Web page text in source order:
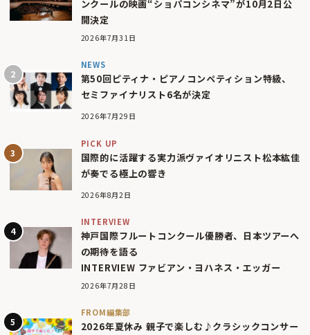
ンクールの映画“ショパコンシネマ”が10月2日公
開決定
2026年7月31日
NEWS
第50回ピティナ・ピアノコンペティション特級、
セミファイナリスト6名が決定
2026年7月29日
PICK UP
国際的に活躍する実力派ヴァイオリニスト松本紘佳
が奏でる極上の響き
2026年8月2日
INTERVIEW
神戸国際フルートコンクール優勝者、日本ツアーへ
の期待を語る
INTERVIEW ファビアン・ヨハネス・エッガー
2026年7月28日
FROM編集部
2026年夏休み 親子で楽しむ♪クラシックコンサー